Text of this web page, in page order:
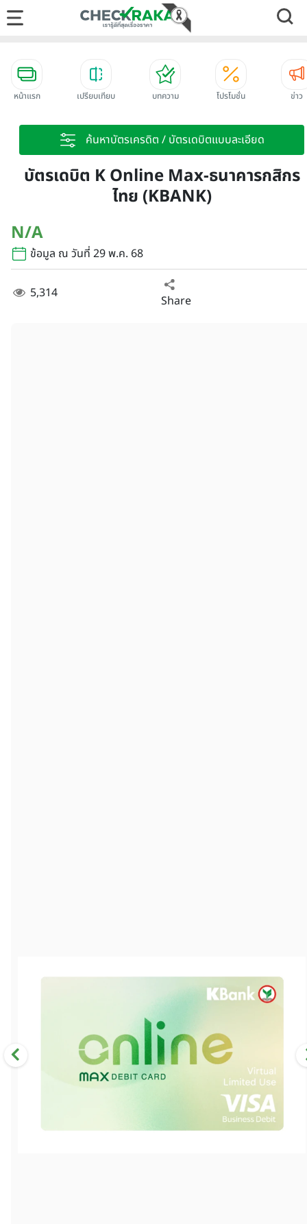
หน้าแรก เปรียบเทียบ บทความ โปรโมชั่น ข่าว
ค้นหาบัตรเครดิต / บัตรเดบิตแบบละเอียด
บัตรเดบิต K Online Max-ธนาคารกสิกร
ไทย (KBANK)
N/A
ข้อมูล ณ วันที่ 29 พ.ค. 68
5,314 Share